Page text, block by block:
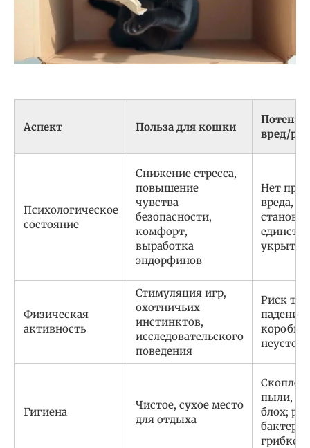
Аспект Польза для кошки
вред/
Психологическое
состояние
Снижение стресса,
повышение
чувства
безопасности,
комфорт,
выработка
эндорфинов
Нет
вреда,
Физическая
активность
Стимуляция игр,
охотничьих
инстинктов,
исследовательского
поведения
Риск
коробка
Гигиена
Чистое, сухое место
для отдыха
пыли,
блох;
грибков